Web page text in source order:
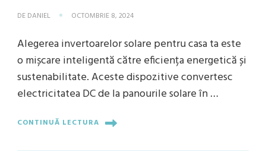
DE DANIEL OCTOMBRIE 8, 2024
Alegerea invertoarelor solare pentru casa ta este
o mișcare inteligentă către eficiența energetică și
sustenabilitate. Aceste dispozitive convertesc
electricitatea DC de la panourile solare în …
CONTINUĂ LECTURA